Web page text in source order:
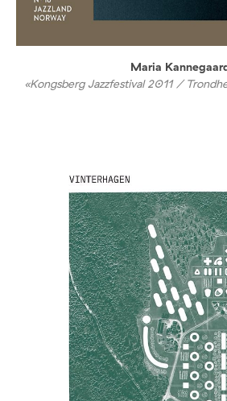
Maria
«Kongsberg Jazzfestival 2011 /